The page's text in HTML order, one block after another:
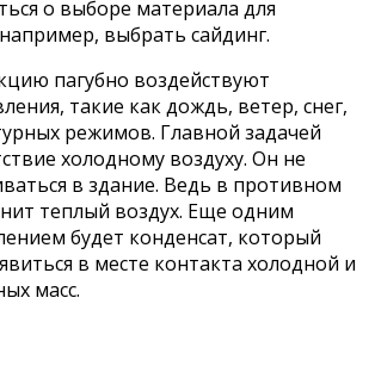
о выборе материала для
выбрать сайдинг.
пагубно воздействуют
такие как дождь, ветер, снег,
режимов. Главной задачей
холодному воздуху. Он не
в здание. Ведь в противном
теплый воздух. Еще одним
будет конденсат, который
в месте контакта холодной и
масс.